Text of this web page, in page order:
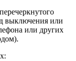
выключения или
или других